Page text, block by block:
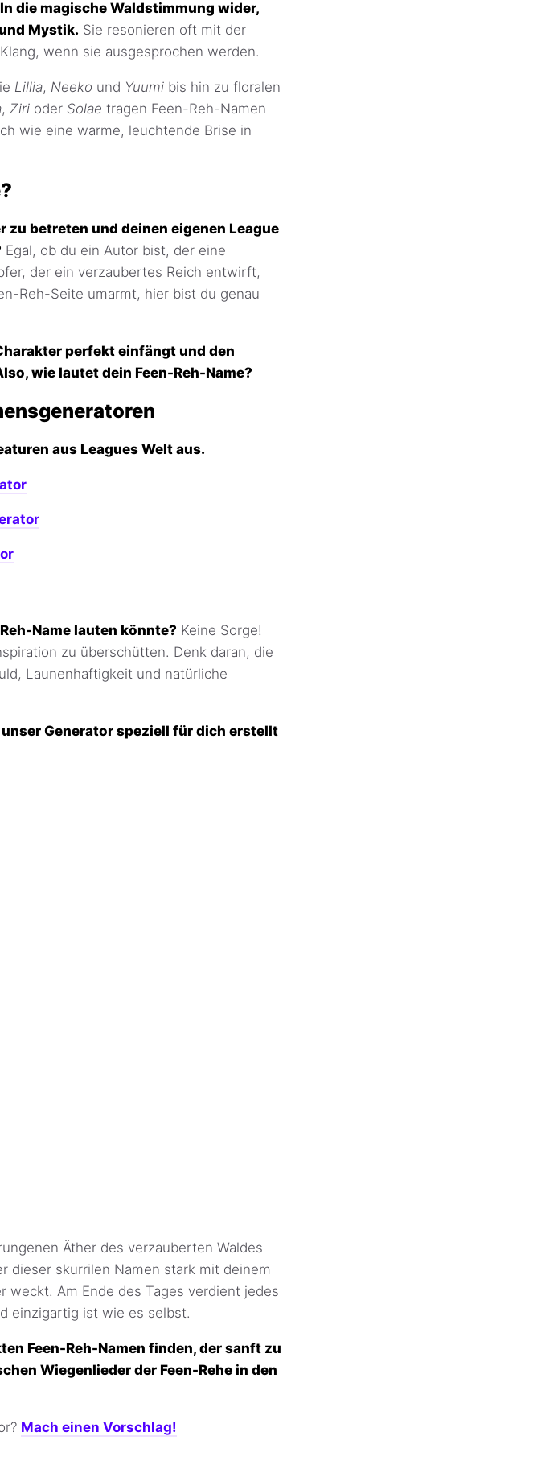
die magische Waldstimmung wider,
Mystik. Sie resonieren oft mit der
wenn sie ausgesprochen werden.
Lillia, Neeko und Yuumi bis hin zu floralen
, Ziri oder Solae tragen Feen-Reh-Namen
wie eine warme, leuchtende Brise in
zu betreten und deinen eigenen League
Egal, ob du ein Autor bist, der eine
der ein verzaubertes Reich entwirft,
Reh-Seite umarmt, hier bist du genau
perfekt einfängt und den
wie lautet dein Feen-Reh-Name?
aus Leagues Welt aus.
Name lauten könnte? Keine Sorge!
zu überschütten. Denk daran, die
Launenhaftigkeit und natürliche
Generator speziell für dich erstellt
Äther des verzauberten Waldes
dieser skurrilen Namen stark mit deinem
Am Ende des Tages verdient jedes
einzigartig ist wie es selbst.
Feen-Reh-Namen finden, der sanft zu
Wiegenlieder der Feen-Rehe in den
Mach einen Vorschlag!